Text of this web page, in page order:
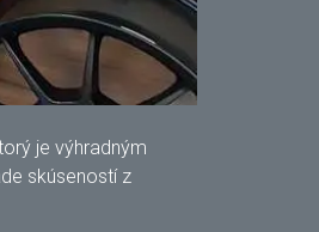
je výhradným
skúseností z